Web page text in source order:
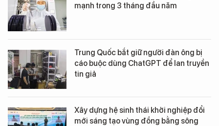
mạnh trong 3 tháng đầu năm
Trung Quốc bắt giữ người đàn ông bị
cáo buộc dùng ChatGPT để lan truyền
tin giả
Xây dựng hệ sinh thái khởi nghiệp đổi
mới sáng tạo vùng đồng bằng sông